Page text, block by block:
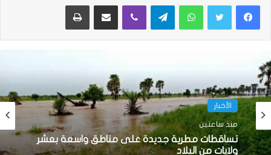
واتساب تيلقرام ڤايبر مشاركة عبر البريد طباعة
الأخبار
منذ ساعتين
تساقطات مطرية جديدة على مناطق واسعة بعشر
ولايات من البلاد